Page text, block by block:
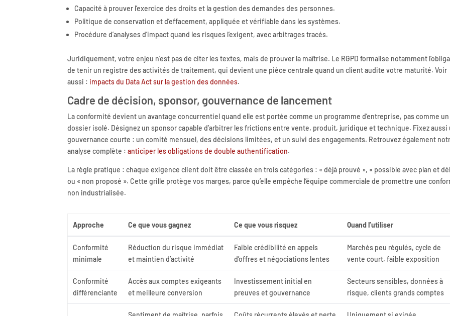
Capacité à prouver l’exercice des droits et la gestion des demandes des personnes.
Politique de conservation et d’effacement, appliquée et vérifiable dans les systèmes.
Procédure d’analyses d’impact quand les risques l’exigent, avec arbitrages tracés.
Juridiquement, votre enjeu n’est pas de citer les textes, mais de prouver la maîtrise. Le RGPD formalise notamment
de tenir un registre des activités de traitement, qui devient une pièce centrale quand un client audite votre maturité. Voir
aussi : impacts du Data Act sur la gestion des données.
Cadre de décision, sponsor, gouvernance de lancement
La conformité devient un avantage concurrentiel quand elle est portée comme un programme d’entreprise, pas comme un
dossier isolé. Désignez un sponsor capable d’arbitrer les frictions entre vente, produit, juridique et technique. Fixez aussi
gouvernance courte : un comité mensuel, des décisions limitées, et un suivi des engagements. Retrouvez également
analyse complète :anticiper les obligations de double authentification.
La règle pratique : chaque exigence client doit être classée en trois catégories : « déjà prouvé », « possible avec plan et
ou « non proposé ». Cette grille protège vos marges, parce qu’elle empêche l’équipe commerciale de promettre une
non industrialisée.
Approche Ce que vous gagnez Ce que vous risquez Quand l’utiliser
Conformité
minimale
Réduction du risque immédiat
et maintien d’activité
Faible crédibilité en appels
d’offres et négociations lentes
Marchés peu régulés, cycle de
vente court, faible exposition
Conformité
différenciante
Accès aux comptes exigeants
et meilleure conversion
Investissement initial en
preuves et gouvernance
Secteurs sensibles, données à
risque, clients grands comptes